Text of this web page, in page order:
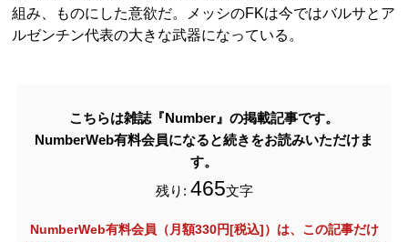
組み、ものにした意欲だ。メッシのFKは今ではバルサとア
ルゼンチン代表の大きな武器になっている。
こちらは雑誌『Number』の掲載記事です。
NumberWeb有料会員になると続きをお読みいただけま
す。
残り: 465文字
NumberWeb有料会員（月額330円[税込]）は、この記事だけ